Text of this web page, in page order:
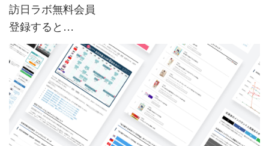
訪日ラボ無料会員
登録すると…